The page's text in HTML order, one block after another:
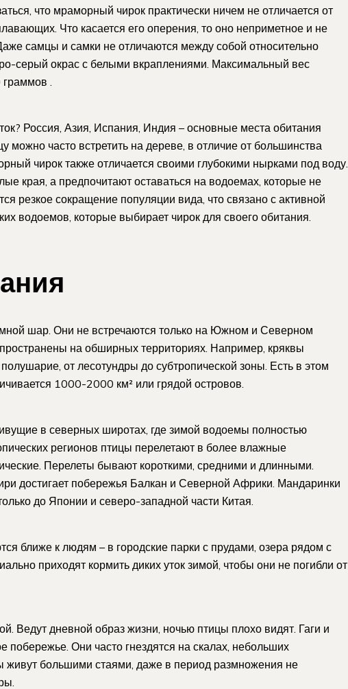
что мраморный чирок практически ничем не отличается от
Что касается его оперения, то оно неприметное и не
самцы и самки не отличаются между собой относительно
серый окрас с белыми вкраплениями. Максимальный вес
граммов .
Россия, Азия, Испания, Индия – основные места обитания
можно часто встретить на дереве, в отличие от большинства
чирок также отличается своими глубокими нырками под воду.
края, а предпочитают оставаться на водоемах, которые не
резкое сокращение популяции вида, что связано с активной
водоемов, которые выбирает чирок для своего обитания.
шар. Они не встречаются только на Южном и Северном
на обширных территориях. Например, кряквы
от лесотундры до субтропической зоны. Есть в этом
1000-2000 км² или грядой островов.
в северных широтах, где зимой водоемы полностью
регионов птицы перелетают в более влажные
Перелеты бывают короткими, средними и длинными.
достигает побережья Балкан и Северной Африки. Мандаринки
до Японии и северо-западной части Китая.
ближе к людям – в городские парки с прудами, озера рядом с
приходят кормить диких уток зимой, чтобы они не погибли от
Ведут дневной образ жизни, ночью птицы плохо видят. Гаги и
побережье. Они часто гнездятся на скалах, небольших
живут большими стаями, даже в период размножения не